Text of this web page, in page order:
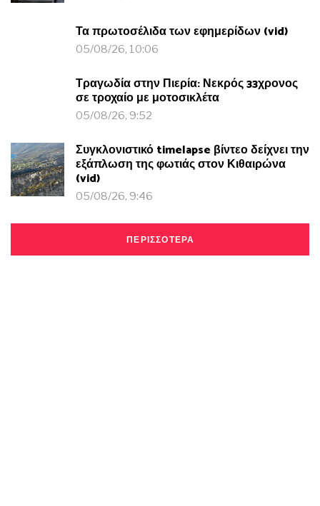
Τα πρωτοσέλιδα των εφημερίδων (vid)
05/08/26, 10:06
Τραγωδία στην Πιερία: Νεκρός 33χρονος
σε τροχαίο με μοτοσικλέτα
05/08/26, 9:52
Συγκλονιστικό timelapse βίντεο δείχνει την
εξάπλωση της φωτιάς στον Κιθαιρώνα
(vid)
05/08/26, 9:46
ΠΕΡΙΣΣΟΤΕΡΑ